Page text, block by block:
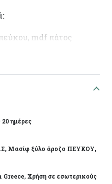
mdf πάτος
εμφανίζονται τυχόν
ενδέχεται να φέρει
προϊόν λόγω της
ημέρες
Μασίφ ξύλο άροζο ΠΕΥΚΟΥ,
Χρήση σε εσωτερικούς